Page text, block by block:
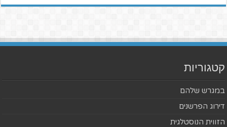
קטגוריות
במגרש שלהם
דירוג הפרשנים
הזווית הנוסטלגית